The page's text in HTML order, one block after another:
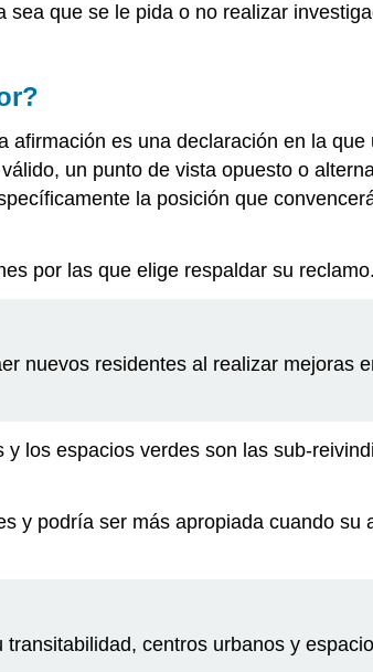
que se le pida o no realizar
es una declaración en la
un punto de vista opuesto o
la posición que
por las que elige respaldar su reclamo.
nuevos residentes al realizar mejoras
los espacios verdes son las sub-
y podría ser más apropiada cuando
centros urbanos y